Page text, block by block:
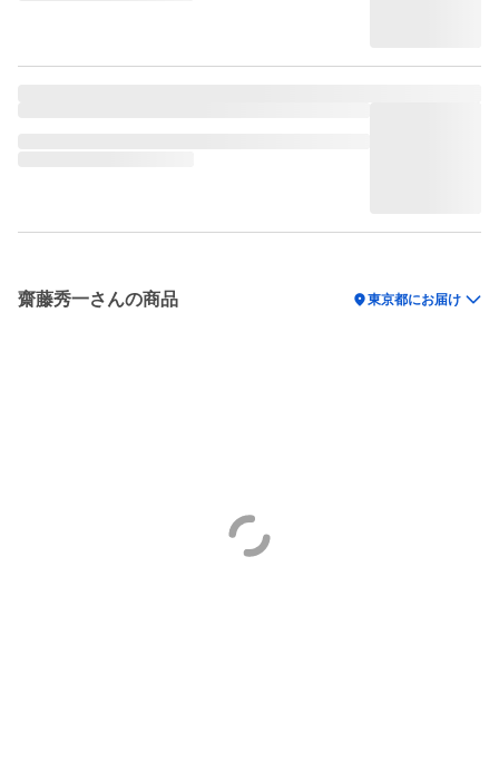
齋藤秀一さんの商品 location_on東京都にお届け